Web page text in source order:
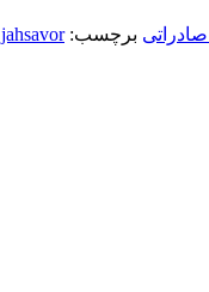
برچسب: jahsavor